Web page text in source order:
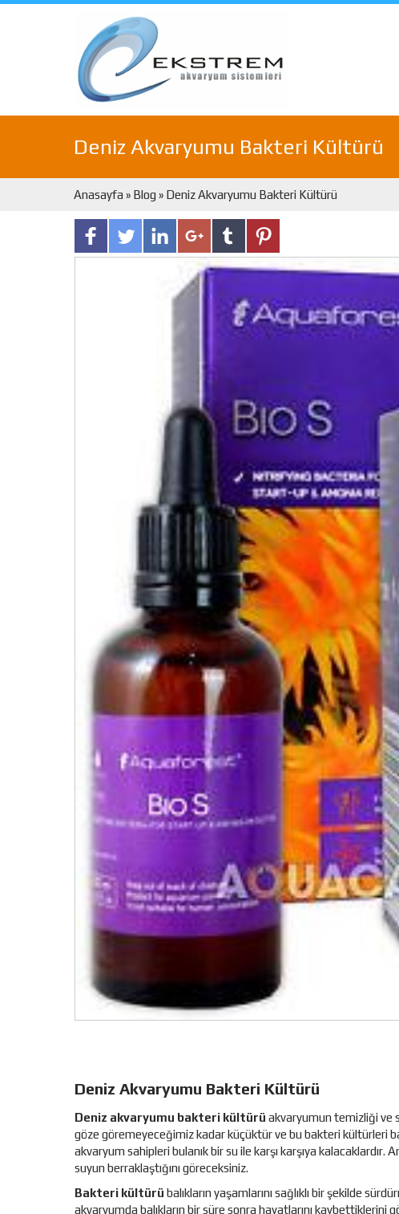
Deniz Akvaryumu Bakteri Kültürü
Anasayfa » Blog » Deniz Akvaryumu Bakteri Kültürü
Deniz Akvaryumu Bakteri Kültürü
Deniz akvaryumu bakteri kültürü akvaryumun temizliği ve
göze göremeyeceğimiz kadar küçüktür ve bu bakteri kültürleri
akvaryum sahipleri bulanık bir su ile karşı karşıya
suyun berraklaştığını göreceksiniz.
Bakteri kültürü balıkların yaşamlarını sağlıklı bir şekilde
akvaryumda balıkların bir süre sonra hayatlarını kaybettiklerini